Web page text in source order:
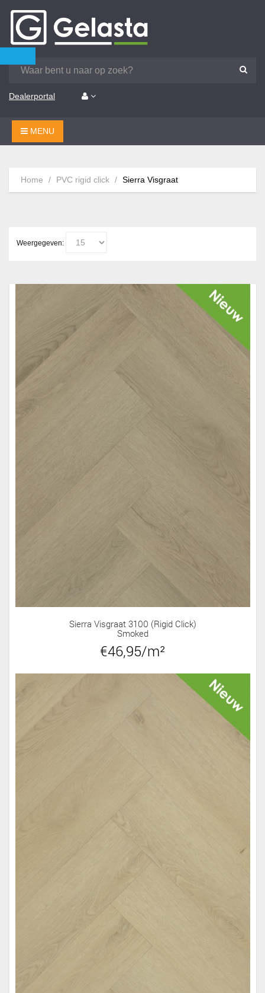
Dealerportal
MENU
Home PVC rigid click Sierra Visgraat
Weergegeven:
Sierra Visgraat 3100 (rigid Click)
Smoked
€46,95/m²